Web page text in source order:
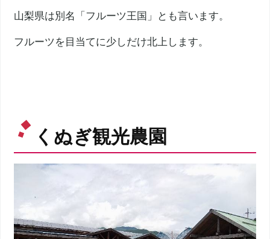
山梨県は別名「フルーツ王国」とも言います。
フルーツを目当てに少しだけ北上します。
くぬぎ観光農園